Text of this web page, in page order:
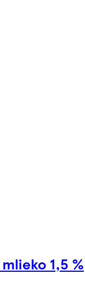
1,5 %